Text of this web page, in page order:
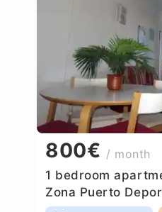
800€ / month
1 bedroom
Zona Puerto